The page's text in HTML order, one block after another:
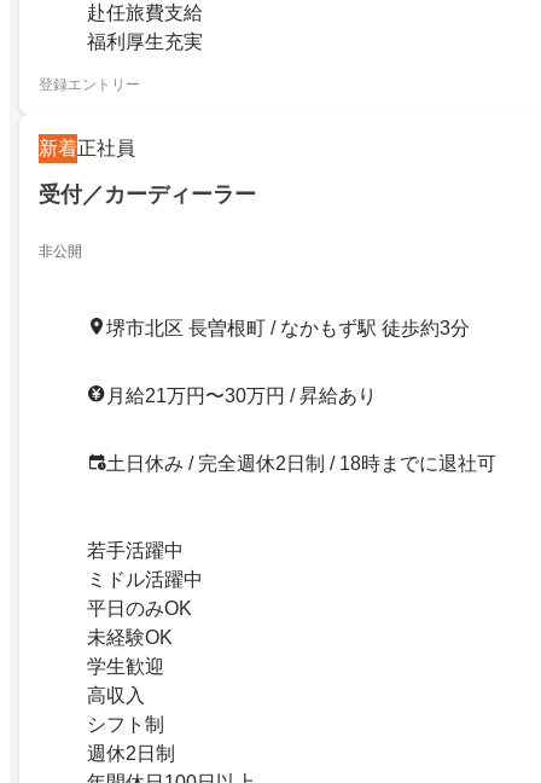
赴任旅費支給
福利厚生充実
登録エントリー
新着正社員
受付／カーディーラー
非公開
堺市北区 長曽根町 / なかもず駅 徒歩約3分
月給21万円〜30万円 / 昇給あり
土日休み / 完全週休2日制 / 18時までに退社可
若手活躍中
ミドル活躍中
平日のみOK
未経験OK
学生歓迎
高収入
シフト制
週休2日制